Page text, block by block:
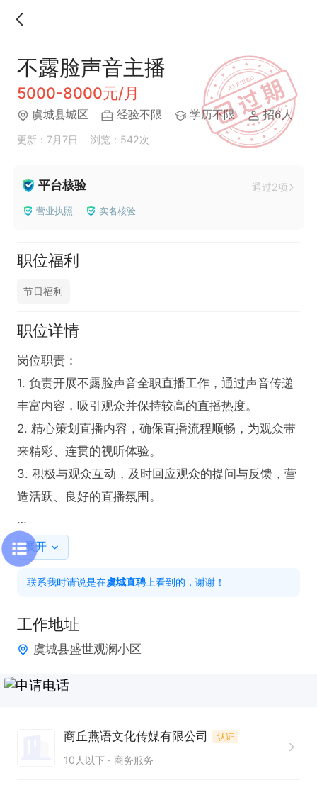
不露脸声音主播
5000-8000元/月
虞城县城区 经验不限 学历不限 招6人
更新：7月7日 浏览：542次
平台核验 通过2项
营业执照 实名核验
职位福利
节日福利
职位详情
岗位职责：
1. 负责开展不露脸声音全职直播工作，通过声音传递
丰富内容，吸引观众并保持较高的直播热度。
2. 精心策划直播内容，确保直播流程顺畅，为观众带
来精彩、连贯的视听体验。
3. 积极与观众互动，及时回应观众的提问与反馈，营
造活跃、良好的直播氛围。
任职要求：
1. 具备流利说普通话的能力，此为开展直播工作的必
备基础条件，需发音标准、表达清晰流畅。
声音展现直播内容，吸引听众注意力。
3. 具备较强的应变能力，可**应对直播过程中的各种
突发情况，保证直播顺利进行。
招聘人数：6
展开
联系我时请说是在虞城直聘 上看到的，谢谢！
工作地址
虞城县盛世观澜小区
商丘燕语文化传媒有限公司 认证
10人以下 商务服务